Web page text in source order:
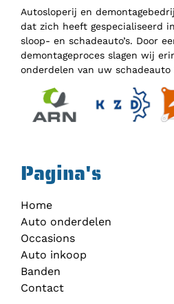
Autosloperij en
dat zich heeft gespecialiseerd
sloop- en schadeauto’s. Door
demontageproces slagen wij
onderdelen van uw
Pagina's
Home
Auto onderdelen
Occasions
Auto inkoop
Banden
Contact